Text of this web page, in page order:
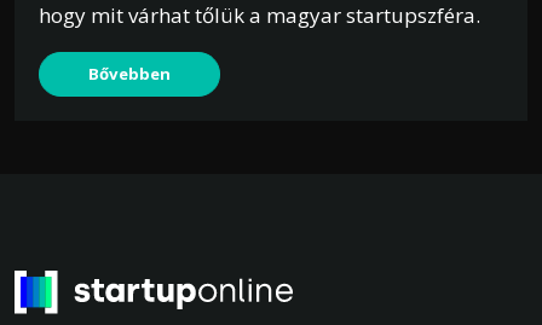
hogy mit várhat tőlük a magyar startupszféra.
Bővebben